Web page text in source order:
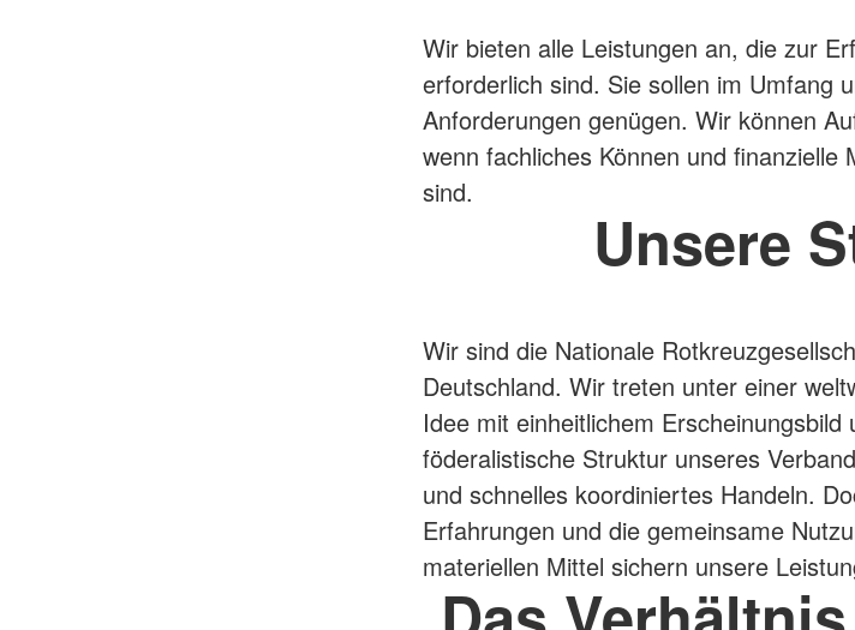
Wir bieten alle Leistungen an, die zur
erforderlich sind. Sie sollen im Umfang
Anforderungen genügen. Wir können
wenn fachliches Können und finanzielle
sind.
Unsere
Wir sind die Nationale
Deutschland. Wir treten unter einer
Idee mit einheitlichem
föderalistische Struktur unseres
und schnelles koordiniertes Handeln.
Erfahrungen und die gemeinsame
materiellen Mittel sichern unsere